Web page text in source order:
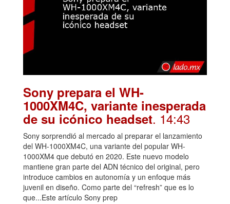
Sony prepara el WH-
1000XM4C, variante inesperada
de su icónico headset. 14:43
Sony sorprendió al mercado al preparar el lanzamiento
del WH-1000XM4C, una variante del popular WH-
1000XM4 que debutó en 2020. Este nuevo modelo
mantiene gran parte del ADN técnico del original, pero
introduce cambios en autonomía y un enfoque más
juvenil en diseño. Como parte del “refresh” que es lo
que...Este artículo Sony prep